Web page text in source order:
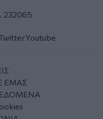
232065
Youtube
ΕΜΑΣ